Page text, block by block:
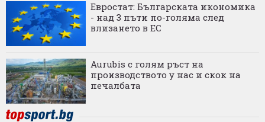
Евростат: Българската икономика
- над 3 пъти по-голяма след
влизането в ЕС
Aurubis с голям ръст на
производството у нас и скок на
печалбата